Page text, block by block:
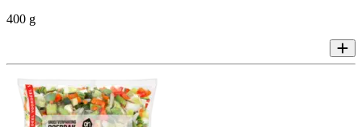
400 g